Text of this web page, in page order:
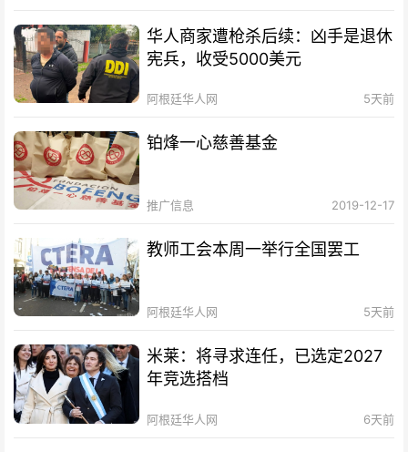
华人商家遭枪杀后续：凶手是退休
宪兵，收受5000美元
阿根廷华人网 5天前
铂烽一心慈善基金
推广信息 2019-12-17
教师工会本周一举行全国罢工
阿根廷华人网 5天前
米莱：将寻求连任，已选定2027
年竞选搭档
阿根廷华人网 6天前